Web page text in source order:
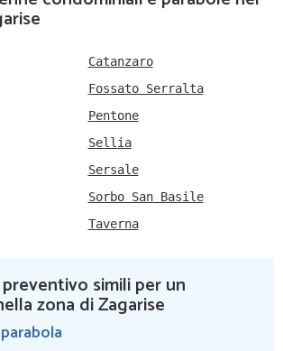
Catanzaro
Fossato Serralta
Pentone
Sellia
Sersale
Sorbo San Basile
Taverna
simili per un
zona di Zagarise